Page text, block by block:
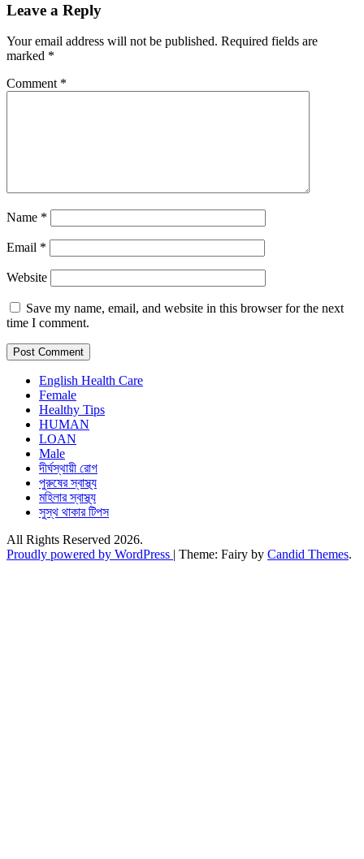
Leave a Reply
Your email address will not be published. Required fields are
marked *
Comment *
Name *
Email *
Website
Save my name, email, and website in this browser for the next
time I comment.
English Health Care
Female
Healthy Tips
HUMAN
LOAN
Male
দীর্ঘস্থায়ী রোগ
পুরুষের স্বাস্থ্য
মহিলার স্বাস্থ্য
সুস্থ থাকার টিপস
All Rights Reserved 2026.
Proudly powered by WordPress | Theme: Fairy by Candid Themes.